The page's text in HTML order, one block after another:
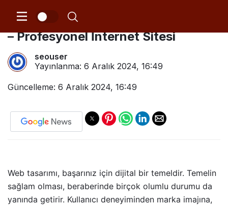
Gaziemir SEO Uyumlu Web Tasarım
– Profesyonel İnternet Sitesi
seouser
Yayınlanma: 6 Aralık 2024, 16:49
Güncelleme: 6 Aralık 2024, 16:49
Web tasarımı, başarınız için dijital bir temeldir. Temelin
sağlam olması, beraberinde birçok olumlu durumu da
yanında getirir. Kullanıcı deneyiminden marka imajına,